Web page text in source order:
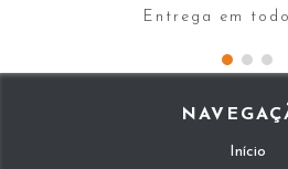
Entrega em
Início